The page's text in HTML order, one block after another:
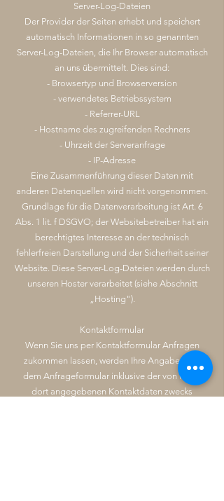
Server-Log-Dateien
Der Provider der Seiten erhebt und speichert
automatisch Informationen in so genannten
Server-Log-Dateien, die Ihr Browser automatisch
an uns übermittelt. Dies sind:
- Browsertyp und Browserversion
- verwendetes Betriebssystem
- Referrer-URL
- Hostname des zugreifenden Rechners
- Uhrzeit der Serveranfrage
- IP-Adresse
Eine Zusammenführung dieser Daten mit
anderen Datenquellen wird nicht vorgenommen.
Grundlage für die Datenverarbeitung ist Art. 6
Abs. 1 lit. f DSGVO; der Websitebetreiber hat ein
berechtigtes Interesse an der technisch
fehlerfreien Darstellung und der Sicherheit seiner
Website. Diese Server-Log-Dateien werden durch
unseren Hoster verarbeitet (siehe Abschnitt
„Hosting").
Kontaktformular
Wenn Sie uns per Kontaktformular Anfragen
zukommen lassen, werden Ihre Angaben aus
dem Anfrageformular inklusive der von Ihnen
dort angegebenen Kontaktdaten zwecks